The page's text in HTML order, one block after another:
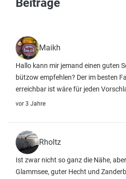
Beiträge
Maikh
Hallo kann mir jemand einen guten
bützow empfehlen? Der im besten
erreichbar ist wäre für jeden
vor 3 Jahre
Rholtz
Ist zwar nicht so ganz die Nähe,
Glammsee, guter Hecht und